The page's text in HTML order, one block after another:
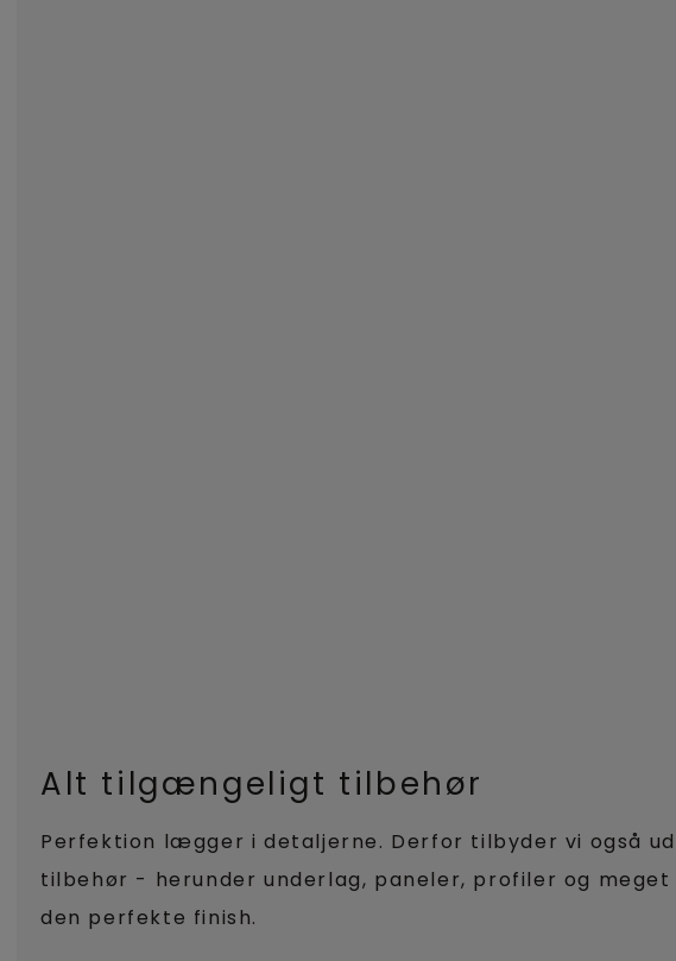
Alt tilgængeligt tilbehør
Perfektion lægger i detaljerne. Derfor tilbyder vi også
tilbehør - herunder underlag, paneler, profiler og
den perfekte finish.